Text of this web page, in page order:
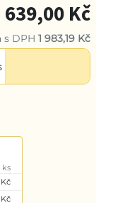
639,00 Kč
s DPH 1 983,19 Kč
ks